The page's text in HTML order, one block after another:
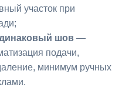
участок при
шов —
подачи,
минимум ручных